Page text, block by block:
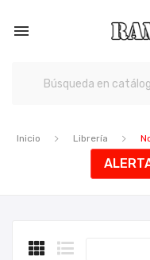

Inicio Librería